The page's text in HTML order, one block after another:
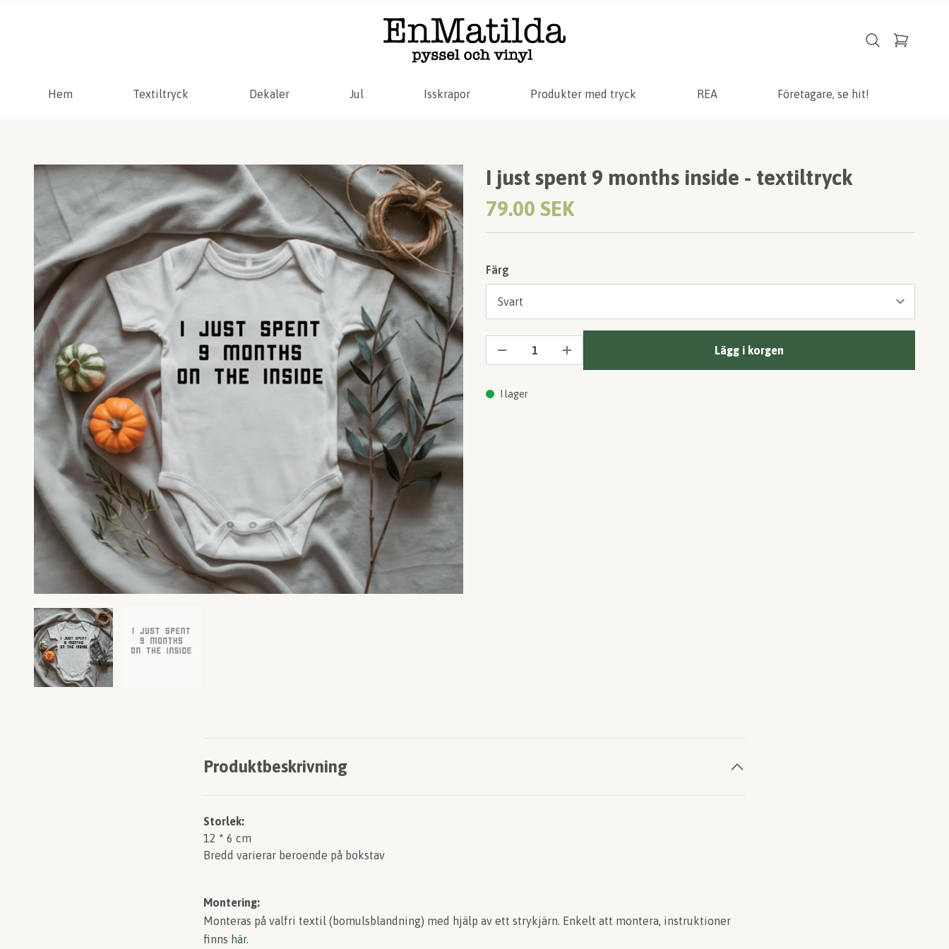
Hem Textiltryck Dekaler Jul Isskrapor Produkter med tryck REA Företagare, se hit!
I just spent 9 months inside - textiltryck
79.00 SEK
Färg
Lägg i korgen
I lager
Produktbeskrivning
Storlek:
12 * 6 cm
Bredd varierar beroende på bokstav
Montering:
Monteras på valfri textil (bomulsblandning) med hjälp av ett strykjärn. Enkelt att montera, instruktioner
finns här.